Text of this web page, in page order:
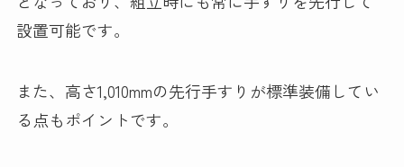
設置可能です。
また、高さ1,010mmの先行手すりが標準装備してい
る点もポイントです。